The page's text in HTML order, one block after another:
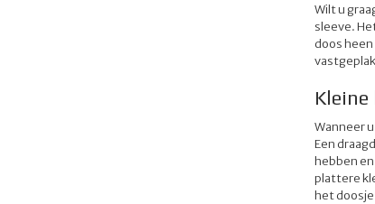
Wilt u
sleeve.
doos
Kleine
Wanneer
Een
hebben
plattere
het doosje